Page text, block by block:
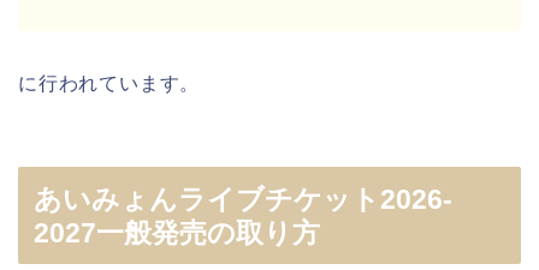
に行われています。
あいみょんライブチケット2026-
2027一般発売の取り方